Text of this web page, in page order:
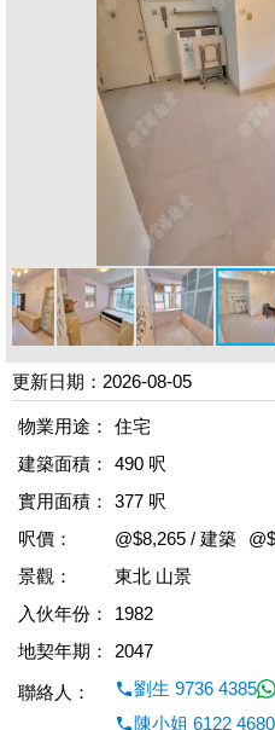
更新日期：2026-08-05
物業用途：
住宅
建築面積：
490 呎
實用面積：
377 呎
呎價：
@$8,265 / 建築
景觀：
東北 山景
入伙年份：
1982
地契年期：
2047
聯絡人：
劉生 9736 4385
陳小姐 6122 4680